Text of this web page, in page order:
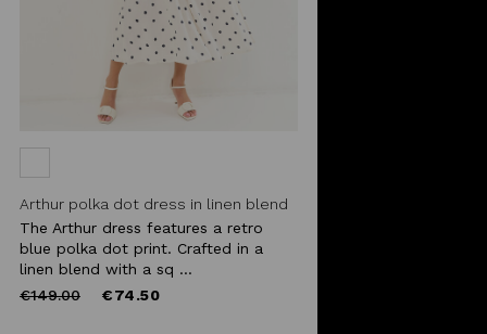
Arthur polka dot dress in linen blend
The Arthur dress features a retro
blue polka dot print. Crafted in a
linen blend with a sq ...
Price
€149.00to €74.50